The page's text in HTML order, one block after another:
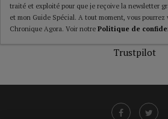
traité et exploité pour que je reçoive la newsletter
et mon Guide Spécial. A tout moment, vous pourrez
Chronique Agora. Voir notre Politique de
Trustpilot